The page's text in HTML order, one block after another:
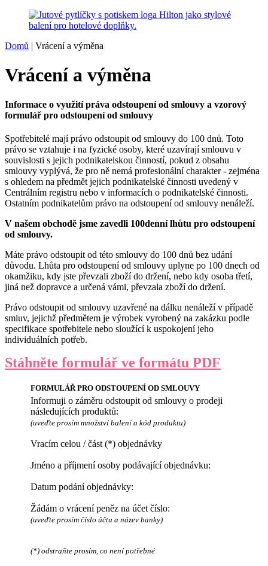
Domů | Vrácení a výměna
Vrácení a výměna
Informace o využití práva odstoupení od smlouvy a vzorový
formulář pro odstoupení od smlouvy
Spotřebitelé mají právo odstoupit od smlouvy do 100 dnů. Toto
právo se vztahuje i na fyzické osoby, které uzavírají smlouvu v
souvislosti s jejich podnikatelskou činností, pokud z obsahu
smlouvy vyplývá, že pro ně nemá profesionální charakter - zejména
s ohledem na předmět jejich podnikatelské činnosti uvedený v
Centrálním registru nebo v informacích o podnikatelské činnosti.
Ostatním podnikatelům právo na odstoupení od smlouvy nenáleží.
V našem obchodě jsme zavedli 100denní lhůtu pro odstoupení
od smlouvy.
Máte právo odstoupit od této smlouvy do 100 dnů bez udání
důvodu. Lhůta pro odstoupení od smlouvy uplyne po 100 dnech od
okamžiku, kdy jste převzali zboží do držení, nebo kdy osoba třetí,
jiná než dopravce a určená vámi, převzala zboží do držení.
Právo odstoupit od smlouvy uzavřené na dálku nenáleží v případě
smluv, jejichž předmětem je výrobek vyrobený na zakázku podle
specifikace spotřebitele nebo sloužící k uspokojení jeho
individuálních potřeb.
Stáhněte formulář ve formátu PDF
FORMULÁŘ PRO ODSTOUPENÍ OD SMLOUVY
Informuji o záměru odstoupit od smlouvy o prodeji
následujících produktů:
(uveďte prosím množství balení a kód produktu)
Vracím celou / část (*) objednávky
Jméno a příjmení osoby podávající objednávku:
Datum podání objednávky:
Žádám o vrácení peněz na účet číslo:
(uveďte prosím číslo účtu a název banky)
(*) odstraňte prosím, co není potřebné